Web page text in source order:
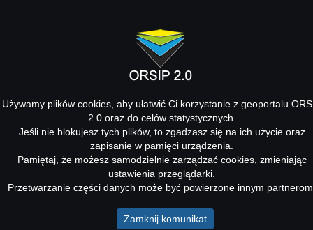
Używamy plików cookies, aby ułatwić Ci korzystanie z geoportalu
2.0 oraz do celów statystycznych.
Jeśli nie blokujesz tych plików, to zgadzasz się na ich użycie oraz
zapisanie w pamięci urządzenia.
Pamiętaj, że możesz samodzielnie zarządzać cookies, zmieniając
ustawienia przeglądarki.
Przetwarzanie części danych może być powierzone innym
Zamknij komunikat